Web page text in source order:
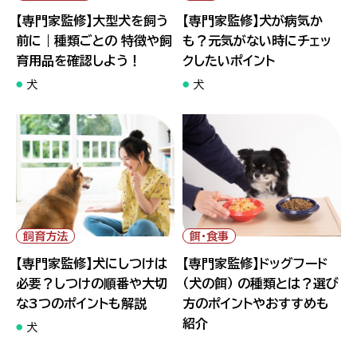
【専門家監修】大型犬を飼う
前に｜種類ごとの 特徴や飼
育用品を確認しよう！
犬
【専門家監修】犬が病気か
も？元気がない時にチェッ
クしたいポイント
犬
" alt="【専門家監修】犬にしつ
けは必要？しつけの順番や大切
な3つのポイントも解説">
飼育方法
【専門家監修】犬にしつけは
必要？しつけの順番や大切
な3つのポイントも解説
犬
" alt="【専門家監修】ドッグフー
ド（犬の餌） の種類とは？選び方
のポイントやおすすめも紹介">
餌・食事
【専門家監修】ドッグフード
（犬の餌） の種類とは？選び
方のポイントやおすすめも
紹介